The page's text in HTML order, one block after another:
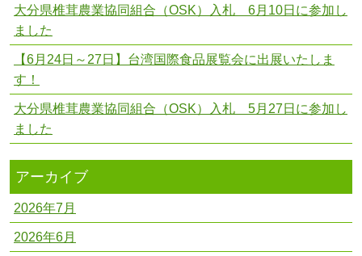
大分県椎茸農業協同組合（OSK）入札 6月10日に参加し
ました
【6月24日～27日】台湾国際食品展覧会に出展いたしま
す！
大分県椎茸農業協同組合（OSK）入札 5月27日に参加し
ました
アーカイブ
2026年7月
2026年6月